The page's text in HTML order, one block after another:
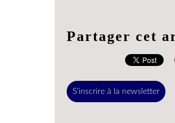
Partager cet
S'inscrire à la newsletter